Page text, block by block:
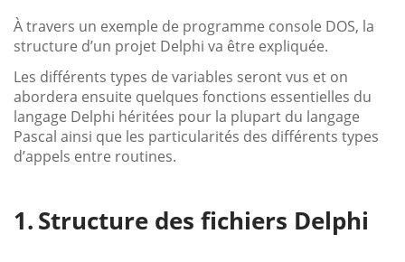
À travers un exemple de programme console DOS, la
structure d’un projet Delphi va être expliquée.
Les différents types de variables seront vus et on
abordera ensuite quelques fonctions essentielles du
langage Delphi héritées pour la plupart du langage
Pascal ainsi que les particularités des différents types
d’appels entre routines.
Structure des fichiers Delphi